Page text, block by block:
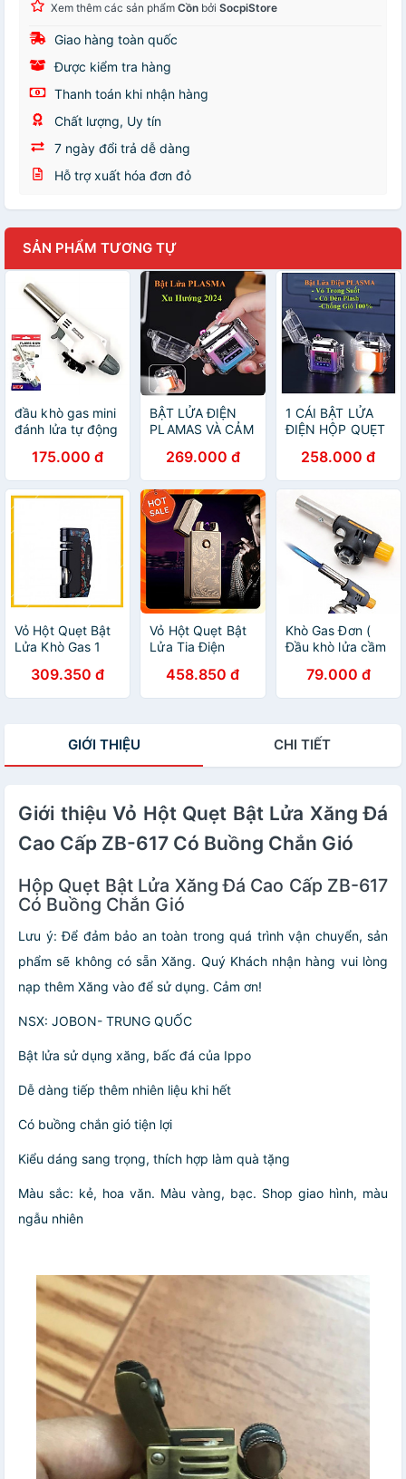
Xem thêm các sản phẩm Cồn bởi SocpiStore
Giao hàng toàn quốc
Được kiểm tra hàng
Thanh toán khi nhận hàng
Chất lượng, Uy tín
7 ngày đổi trả dễ dàng
Hỗ trợ xuất hóa đơn đỏ
SẢN PHẨM TƯƠNG TỰ
đầu khò gas mini
đánh lửa tự động
175.000 đ
BẬT LỬA ĐIỆN
PLAMAS VÀ CẢM
CÓ ĐÈN LED
CHỐNG NƯỚC
PIN KHỦNG
SANG TRỌNG
ĐẸP CHẤT
LƯỢNG
269.000 đ
1 CÁI BẬT LỬA
ĐIỆN HỘP QUẸT
SẠC ĐIỆN CÓ
ĐÈN CHỐNG
NƯỚC SANG
TRỌNG ĐẸP
CHẤT LƯỢNG
258.000 đ
Vỏ Hột Quẹt Bật
Lửa Khò Gas 1
Kiêm Đục Tiện
Dụng Honest
309.350 đ
Vỏ Hột Quẹt Bật
Lửa Tia Điện
ZB 308B Hình
Rồng Đẹp Độc Lạ
458.850 đ
Khò Gas Đơn (
Đầu khò lửa cầm
gas mini Tiện
Dụng )
79.000 đ
GIỚI THIỆU CHI TIẾT
Giới thiệu Vỏ Hột Quẹt Bật Lửa Xăng Đá
Cao Cấp ZB-617 Có Buồng Chắn Gió
Hộp Quẹt Bật Lửa Xăng Đá Cao Cấp ZB-617
Có Buồng Chắn Gió
Lưu ý: Để đảm bảo an toàn trong quá trình vận chuyển, sản
phẩm sẽ không có sẵn Xăng. Quý Khách nhận hàng vui lòng
nạp thêm Xăng vào để sử dụng. Cảm ơn!
NSX: JOBON- TRUNG QUỐC
Bật lửa sử dụng xăng, bấc đá của Ippo
Dễ dàng tiếp thêm nhiên liệu khi hết
Có buồng chắn gió tiện lợi
Kiểu dáng sang trọng, thích hợp làm quà tặng
Màu sắc: kẻ, hoa văn. Màu vàng, bạc. Shop giao hình, màu
ngẫu nhiên